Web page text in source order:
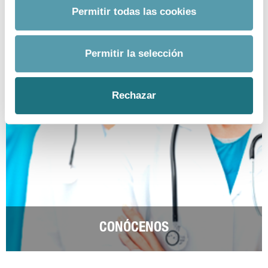
Permitir todas las cookies
Permitir la selección
Rechazar
CONÓCENOS